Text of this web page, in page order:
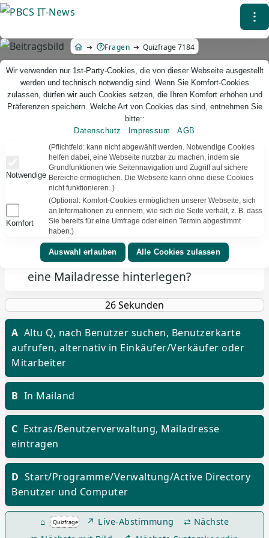
Direkt
Inhalt
⁝
Fragen Quizfrage 7184
PBCS IT-News – IT. Web. Einfach. Webdesign, Analyse & Beratung
Quizfrage 7184
Bereit TEXT VORLESEN
▾ Systemkoordinierende ⚑
Wo kann ich in gevis ERP BC pro Benutzer
eine Mailadresse hinterlegen?
A Altu Q, nach Benutzer suchen, Benutzerkarte
aufrufen, alternativ in Einkäufer/Verkäufer oder
Mitarbeiter
B In Mailand
C Extras/Benutzerverwaltung, Mailadresse
eintragen
D Start/Programme/Verwaltung/Active Directory
Benutzer und Computer
⌂ ↗ Live-Abstimmung
⇄ Nächste
Wir verwenden nur 1st-Party-Cookies, die von dieser Webseite ausgestellt
werden und technisch notwendig sind. Wenn Sie Komfort-Cookies
zulassen, dürfen wir auch Cookies setzen, die Ihren Komfort erhöhen und
Präferenzen speichern. Welche Art von Cookies das sind, entnehmen Sie
bitte::
Datenschutz
Impressum AGB
Notwendige
(Pflichtfeld: kann nicht abgewählt werden. Notwendige Cookies
helfen dabei, eine Webseite nutzbar zu machen, indem sie
Grundfunktionen wie Seitennavigation und Zugriff auf sichere
Bereiche ermöglichen. Die Webseite kann ohne diese Cookies
nicht funktionieren. )
Komfort
(Optional: Komfort-Cookies ermöglichen unserer Webseite, sich
an Informationen zu erinnern, wie sich die Seite verhält, z. B. dass
Sie bereits für eine Umfrage oder einen Termin abgestimmt
haben.)